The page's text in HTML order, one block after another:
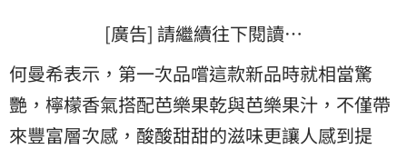
[廣告] 請繼續往下閱讀…
何曼希表示，第一次品嚐這款新品時就相當驚
艷，檸檬香氣搭配芭樂果乾與芭樂果汁，不僅帶
來豐富層次感，酸酸甜甜的滋味更讓人感到提